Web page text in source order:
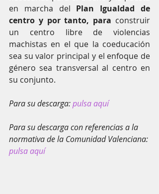
en marcha del Plan Igualdad de
centro y por tanto, para construir
un centro libre de violencias
machistas en el que la coeducación
sea su valor principal y el enfoque de
género sea transversal al centro en
su conjunto.
Para su descarga: pulsa aquí
Para su descarga con referencias a la
normativa de la Comunidad Valenciana:
pulsa aquí